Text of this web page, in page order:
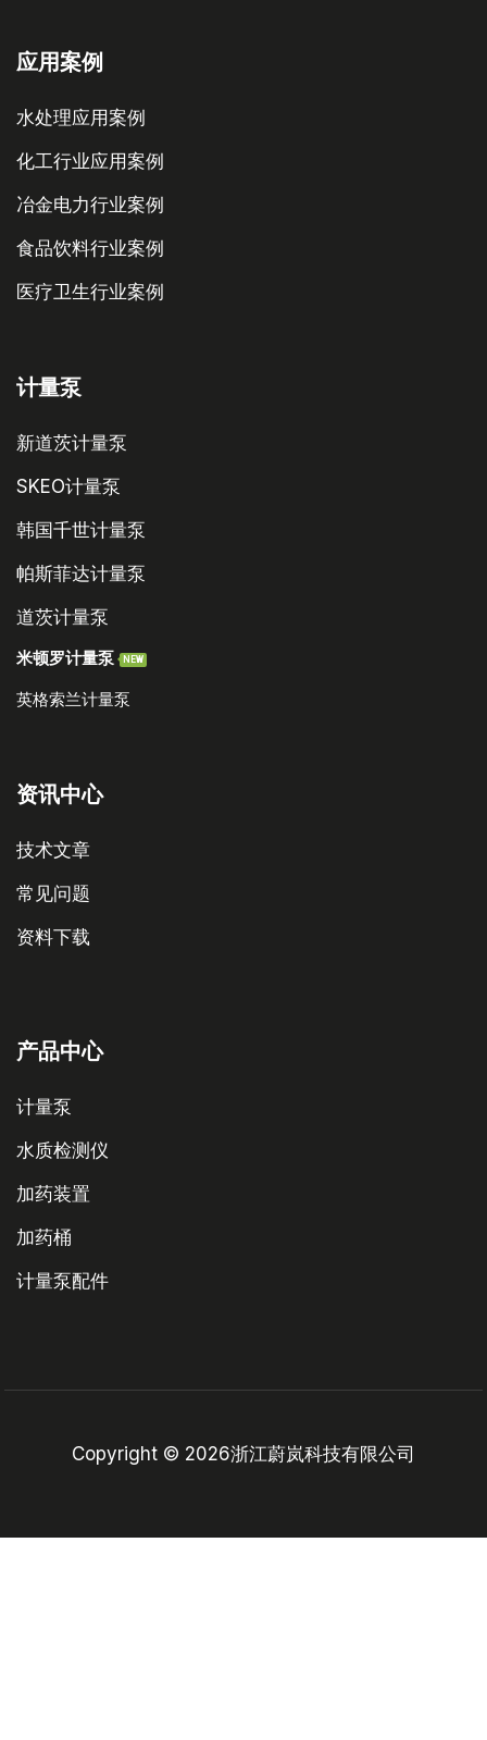
应用案例
水处理应用案例
化工行业应用案例
冶金电力行业案例
食品饮料行业案例
医疗卫生行业案例
计量泵
新道茨计量泵
SKEO计量泵
韩国千世计量泵
帕斯菲达计量泵
道茨计量泵
米顿罗计量泵 NEW
英格索兰计量泵
资讯中心
技术文章
常见问题
资料下载
产品中心
计量泵
水质检测仪
加药装置
加药桶
计量泵配件
Copyright © 2026浙江蔚岚科技有限公司